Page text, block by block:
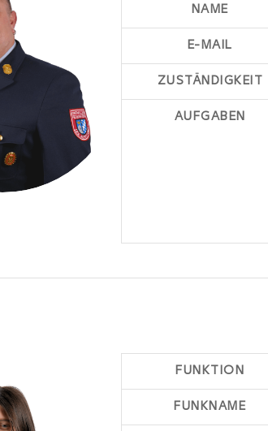
NAME
E-MAIL
ZUSTÄNDIGKEIT
AUFGABEN
FUNKTION
FUNKNAME